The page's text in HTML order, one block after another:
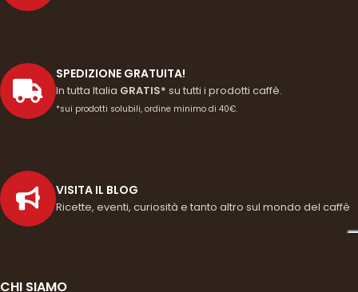
SPEDIZIONE GRATUITA!
In tutta Italia GRATIS* su tutti i prodotti caffè.
*sui prodotti solubili, ordine minimo di 40€.
VISITA IL BLOG
Ricette, eventi, curiosità e tanto altro sul mondo del caffè
CHI SIAMO